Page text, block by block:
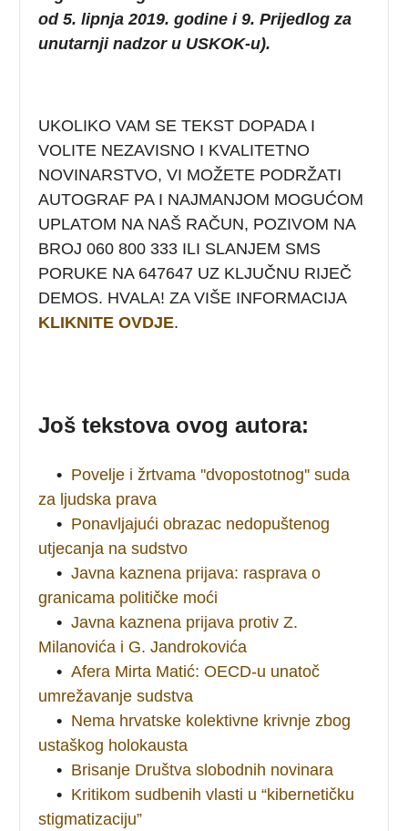
od 5. lipnja 2019. godine i 9. Prijedlog za
unutarnji nadzor u USKOK-u).
UKOLIKO VAM SE TEKST DOPADA I
VOLITE NEZAVISNO I KVALITETNO
NOVINARSTVO, VI MOŽETE PODRŽATI
AUTOGRAF PA I NAJMANJOM MOGUĆOM
UPLATOM NA NAŠ RAČUN, POZIVOM NA
BROJ 060 800 333 ILI SLANJEM SMS
PORUKE NA 647647 UZ KLJUČNU RIJEČ
DEMOS. HVALA! ZA VIŠE INFORMACIJA
KLIKNITE OVDJE.
Još tekstova ovog autora:
• Povelje i žrtvama ''dvopostotnog'' suda
za ljudska prava
• Ponavljajući obrazac nedopuštenog
utjecanja na sudstvo
• Javna kaznena prijava: rasprava o
granicama političke moći
• Javna kaznena prijava protiv Z.
Milanovića i G. Jandrokovića
• Afera Mirta Matić: OECD-u unatoč
umrežavanje sudstva
• Nema hrvatske kolektivne krivnje zbog
ustaškog holokausta
• Brisanje Društva slobodnih novinara
• Kritikom sudbenih vlasti u “kibernetičku
stigmatizaciju”